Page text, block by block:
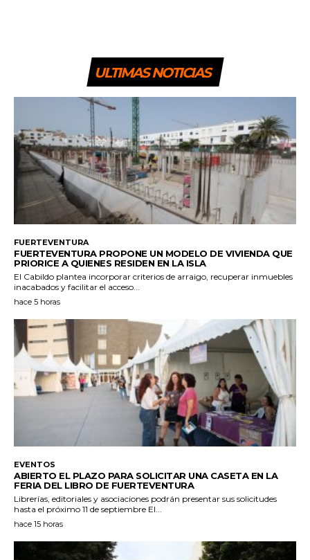
ULTIMAS NOTICIAS
FUERTEVENTURA
FUERTEVENTURA PROPONE UN MODELO DE VIVIENDA QUE
PRIORICE A QUIENES RESIDEN EN LA ISLA
El Cabildo plantea incorporar criterios de arraigo, recuperar inmuebles
inacabados y facilitar el acceso...
hace 5 horas
EVENTOS
ABIERTO EL PLAZO PARA SOLICITAR UNA CASETA EN LA
FERIA DEL LIBRO DE FUERTEVENTURA
Librerías, editoriales y asociaciones podrán presentar sus solicitudes
hasta el próximo 11 de septiembre El...
hace 15 horas